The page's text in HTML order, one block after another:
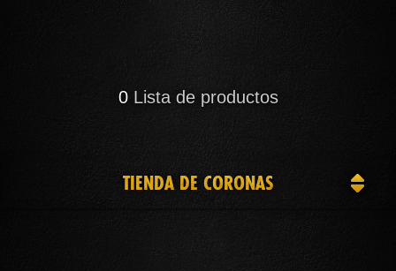
0Lista de productos
TIENDA DE CORONAS